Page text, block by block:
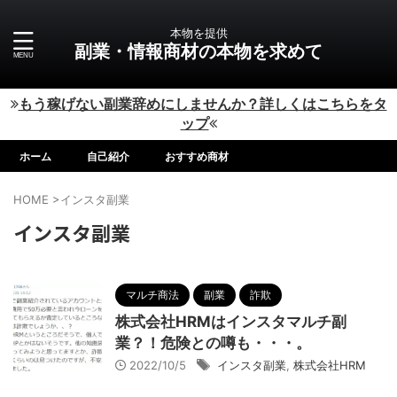
本物を提供
副業・情報商材の本物を求めて
もう稼げない副業辞めにしませんか？詳しくはこちらをタ
ップ
ホーム 自己紹介 おすすめ商材
HOME >インスタ副業
インスタ副業
マルチ商法 副業 詐欺
株式会社HRMはインスタマルチ副
業？！危険との噂も・・・。
2022/10/5 インスタ副業 株式会社HRM